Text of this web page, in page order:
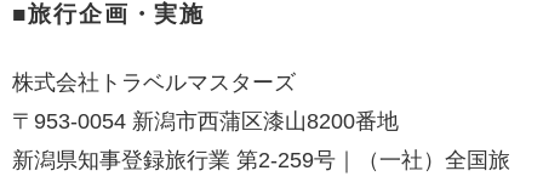
■旅行企画・実施
株式会社トラベルマスターズ
〒953-0054 新潟市西蒲区漆山8200番地
新潟県知事登録旅行業 第2-259号｜（一社）全国旅